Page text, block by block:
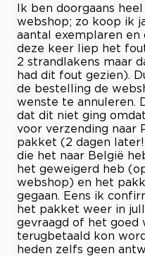
Ik ben doorgaans
webshop; zo koop ik
aantal exemplaren
deze keer liep het
2 strandlakens maar
had dit fout gezien).
de bestelling de
wenste te annuleren.
dat dit niet ging
voor verzending naar
pakket (2 dagen
die het naar België
het geweigerd heb
webshop) en het
gegaan. Eens ik
het pakket weer in
gevraagd of het goed
terugbetaald kon
heden zelfs geen